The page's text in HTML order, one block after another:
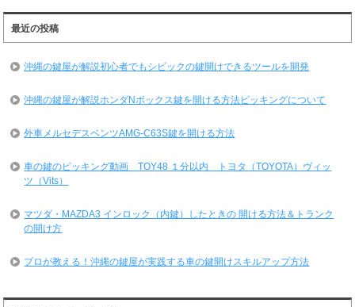
最近の投稿
沖縄の鍵屋が解説初心者でもシビックの鍵開けできるツールを開発
沖縄の鍵屋が解説ホンダNボックス鍵を開ける方法ピッキングについて
外車メルセデスベンツAMG-C63S鍵を開ける方法
車の鍵のピッキング動画 TOY48 １分以内 トヨタ（TOYOTA）ヴィッ
ツ（Vits）
マツダ・MAZDA3 インロック（内鍵）したときの 開ける方法＆トランク
の開け方
プロが教える！沖縄の鍵屋が実践する車の鍵開けスキルアップ方法